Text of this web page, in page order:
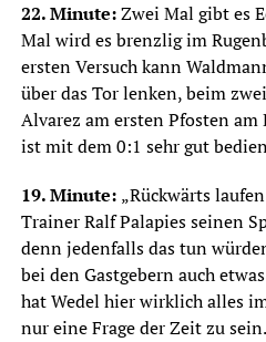
22. Minute:Zwei Mal gibt es
Mal wird es brenzlig im
ersten Versuch kann
über das Tor lenken, beim
Alvarez am ersten Pfosten am
ist mit dem 0:1 sehr gut
19. Minute: „Rückwärts
Trainer Ralf Palapies seinen
denn jedenfalls das tun
bei den Gastgebern auch
hat Wedel hier wirklich alles
nur eine Frage der Zeit zu sein.